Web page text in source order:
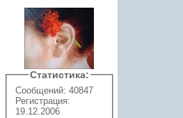
Статистика:
Сообщений: 40847
Регистрация:
19.12.2006